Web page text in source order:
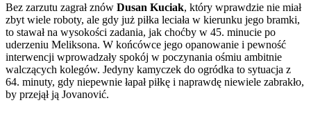
Bez zarzutu zagrał znów Dusan Kuciak, który wprawdzie nie miał
zbyt wiele roboty, ale gdy już piłka leciała w kierunku jego bramki,
to stawał na wysokości zadania, jak choćby w 45. minucie po
uderzeniu Meliksona. W końcówce jego opanowanie i pewność
interwencji wprowadzały spokój w poczynania ośmiu ambitnie
walczących kolegów. Jedyny kamyczek do ogródka to sytuacja z
64. minuty, gdy niepewnie łapał piłkę i naprawdę niewiele zabrakło,
by przejął ją Jovanović.